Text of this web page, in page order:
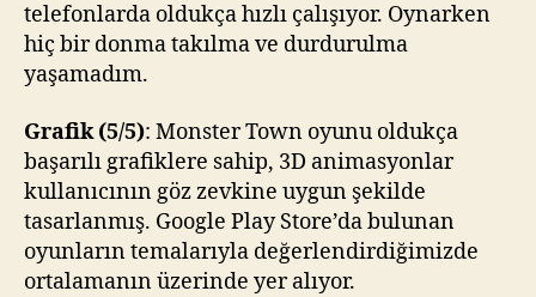
telefonlarda oldukça hızlı çalışıyor. Oynarken
hiç bir donma takılma ve durdurulma
yaşamadım.
Grafik (5/5): Monster Town oyunu oldukça
başarılı grafiklere sahip, 3D animasyonlar
kullanıcının göz zevkine uygun şekilde
tasarlanmış. Google Play Store’da bulunan
oyunların temalarıyla değerlendirdiğimizde
ortalamanın üzerinde yer alıyor.